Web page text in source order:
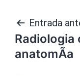
de
Entrada
Radiologia
anatomÃ­a